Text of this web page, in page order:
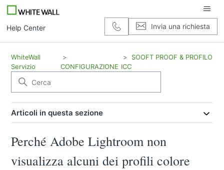
Help Center Invia una richiesta
WhiteWall
Servizio
CONFIGURAZIONE
SOOFT PROOF & PROFILO
ICC
Articoli in questa sezione
Perché Adobe Lightroom non
visualizza alcuni dei profili colore